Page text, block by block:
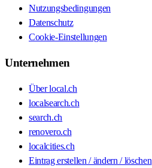
Nutzungsbedingungen
Datenschutz
Cookie-Einstellungen
Unternehmen
Über local.ch
localsearch.ch
search.ch
renovero.ch
localcities.ch
Eintrag erstellen / ändern / löschen